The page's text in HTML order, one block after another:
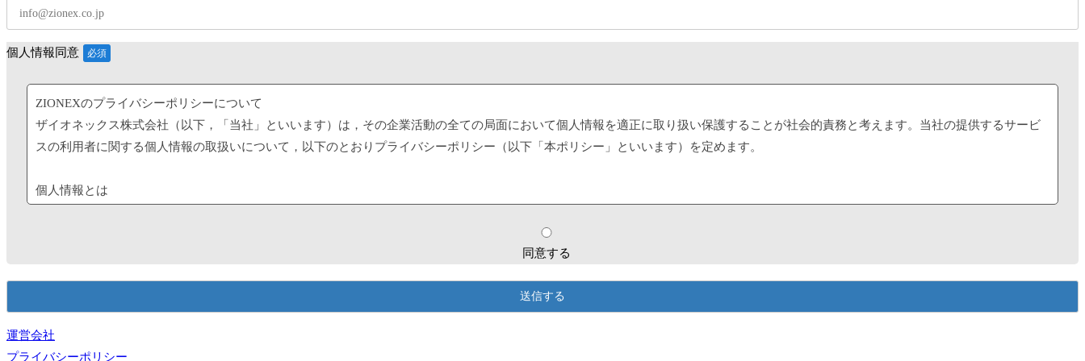
個人情報同意
ZIONEXのプライバシーポリシーについて
ザイオネックス株式会社（以下，「当社」といいます）は，その企業活動の全ての局面において個人情報を適正に取り扱い保護することが社会的責務と考えます。当社の提供するサービ
スの利用者に関する個人情報の取扱いについて，以下のとおりプライバシーポリシー（以下「本ポリシー」といいます）を定めます。
個人情報とは
別子（Cookie・IPアドレス）等 ，その他の記述等により特定の個人を識別できる情報，及び他の情報との照合が容易にでき，それにより特定の個人を識別することができるものを指しま
備・社員教育の徹底等の必要な措置を講じ，安全対策を実施し個人情報の厳重な管理を行ないます。
同意する
運営会社
プライバシーポリシー